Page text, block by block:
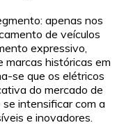
apenas nos
de veículos
expressivo,
marcas históricas em
se que os elétricos
do mercado de
intensificar com a
e inovadores.